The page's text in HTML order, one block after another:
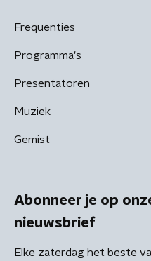
Frequenties
Programma's
Presentatoren
Muziek
Gemist
Abonneer je op
nieuwsbrief
Elke zaterdag het beste